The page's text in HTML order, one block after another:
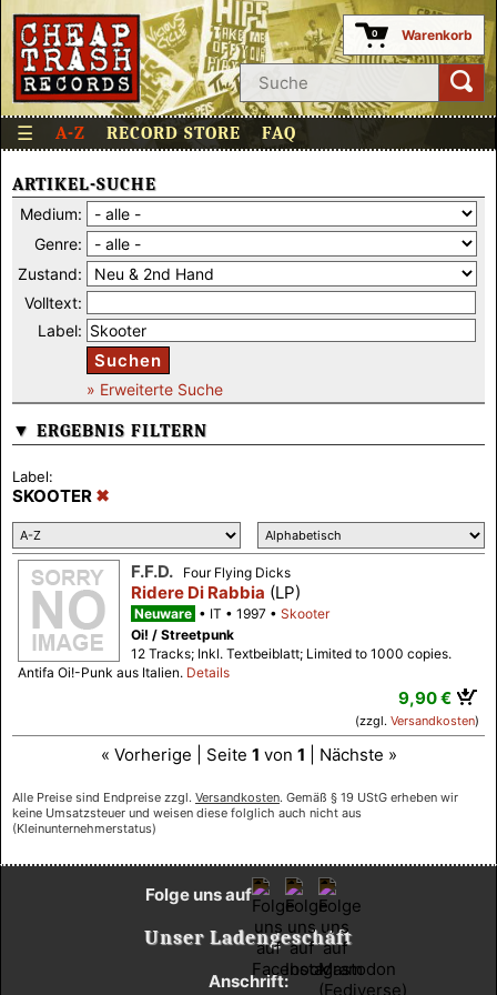
0 Warenkorb
☰ A-Z RECORD STORE FAQ
ARTIKEL-SUCHE
Medium:
Genre:
Zustand:
Volltext:
Label:
Suchen
» Erweiterte Suche
▼ ERGEBNIS FILTERN
Label:
SKOOTER
F.F.D. Four Flying Dicks
Ridere Di Rabbia (LP)
Neuware IT 1997
Skooter
Oi! / Streetpunk
12 Tracks; Inkl. Textbeiblatt; Limited to 1000 copies.
Antifa Oi!-Punk aus Italien. Details
9,90 €
(zzgl. Versandkosten)
« Vorherige | Seite 1 von 1 | Nächste »
Alle Preise sind Endpreise zzgl. Versandkosten. Gemäß § 19 UStG erheben wir
keine Umsatzsteuer und weisen diese folglich auch nicht aus
(Kleinunternehmerstatus)
Unser Ladengeschäft
Anschrift:
Folge uns auf